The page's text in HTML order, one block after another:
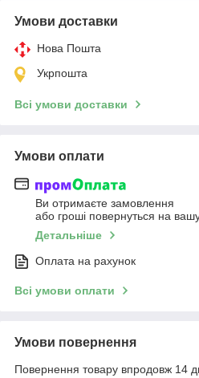
Умови доставки
Нова Пошта
Укрпошта
Всі умови доставки
Умови оплати
Ви отримаєте замовлення
або гроші повернуться на
Детальніше
Оплата на рахунок
Всі умови оплати
Умови повернення
Повернення товару впродовж 14